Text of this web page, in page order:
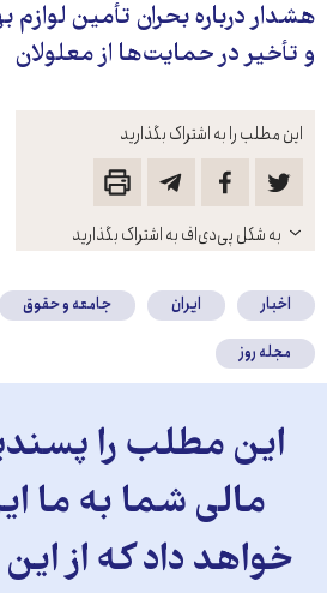
این مطلب را به اشتراک بگذارید
باز
کنید
به شکل پی‌دی‌اف به اشتراک بگذارید
هشدار درباره بحران تأمین لوازم
و تأخیر در حمایت‌ها از معلولان
اخبار ایران جامعه و حقوق
مجله روز
این مطلب را
مالی شما به ما
خواهد داد که از